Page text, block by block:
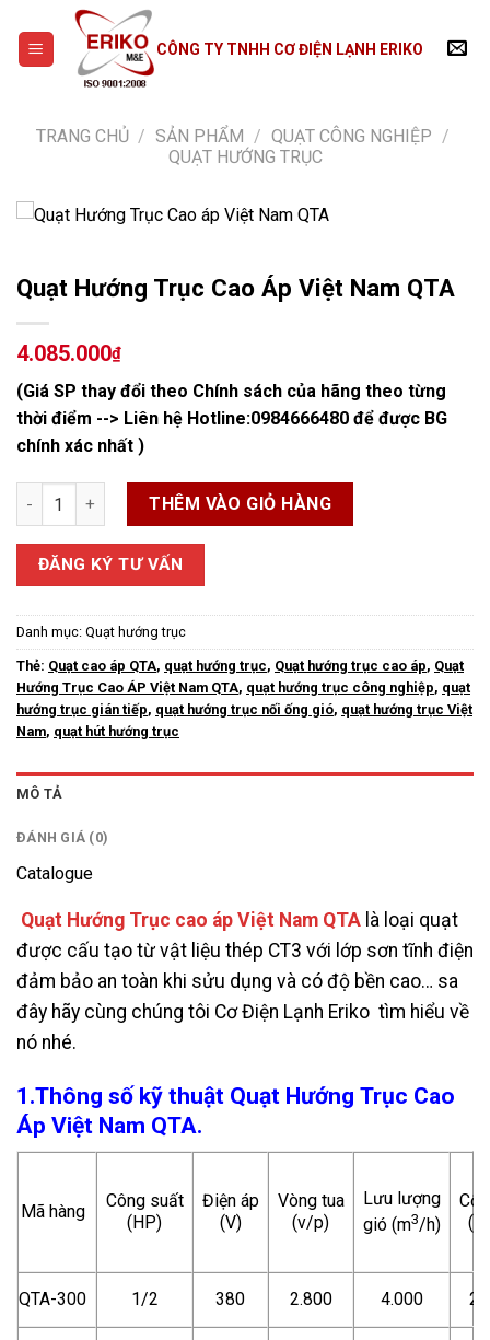
content
CÔNG TY TNHH CƠ ĐIỆN LẠNH ERIKO
TRANG CHỦ / SẢN PHẨM / QUẠT CÔNG NGHIỆP /
QUẠT HƯỚNG TRỤC
Quạt Hướng Trục Cao Áp Việt Nam QTA
4.085.000₫
(Giá SP thay đổi theo Chính sách của hãng theo từng
thời điểm --> Liên hệ Hotline:0984666480 để được BG
chính xác nhất )
Quạt Hướng Trục Cao Áp Việt Nam QTA số lượng
THÊM VÀO GIỎ HÀNG
ĐĂNG KÝ TƯ VẤN
Danh mục: Quạt hướng trục
Thẻ: Quạt cao áp QTA, quạt hướng trục, Quạt hướng trục cao áp, Quạt
Hướng Trục Cao ÁP Việt Nam QTA, quạt hướng trục công nghiệp, quạt
hướng trục gián tiếp, quạt hướng trục nối ống gió, quạt hướng trục Việt
Nam, quạt hút hướng trục
MÔ TẢ
ĐÁNH GIÁ (0)
Catalogue
Quạt Hướng Trục cao áp Việt Nam QTA là loại quạt
được cấu tạo từ vật liệu thép CT3 với lớp sơn tĩnh điện
đảm bảo an toàn khi sửu dụng và có độ bền cao… sa
đây hãy cùng chúng tôi Cơ Điện Lạnh Eriko tìm hiểu về
nó nhé.
1.Thông số kỹ thuật Quạt Hướng Trục Cao
Áp Việt Nam QTA.
Mã hàng
Công suất
(HP)
Điện áp
(V)
Vòng tua
(v/p)
Lưu lượng
gió (m3/h)
Cột
QTA-300 1/2 380 2.800 4.000